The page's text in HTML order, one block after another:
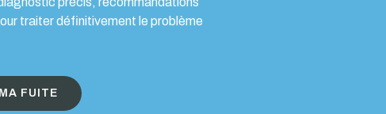
traiter définitivement le problème
FUITE